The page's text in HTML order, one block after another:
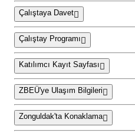
Çalıştaya Davet
Çalıştay Programı
Katılımcı Kayıt Sayfası
ZBEÜ'ye Ulaşım Bilgileri
Zonguldak'ta Konaklama